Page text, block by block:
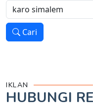
Cari
IKLAN
HUBUNGI